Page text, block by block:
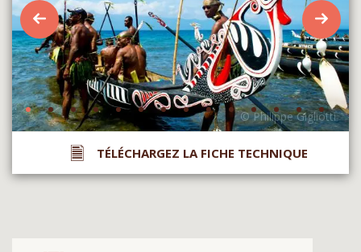
TÉLÉCHARGEZ LA FICHE TECHNIQUE